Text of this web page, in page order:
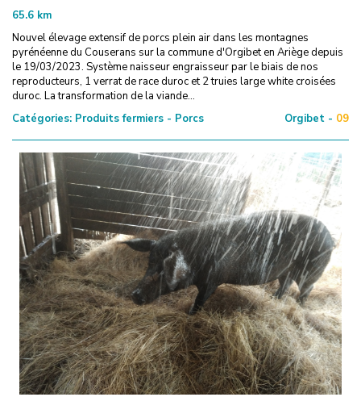
65.6 km
Nouvel élevage extensif de porcs plein air dans les montagnes
pyrénéenne du Couserans sur la commune d'Orgibet en Ariège depuis
le 19/03/2023. Système naisseur engraisseur par le biais de nos
reproducteurs, 1 verrat de race duroc et 2 truies large white croisées
duroc. La transformation de la viande...
Catégories: Produits fermiers - Porcs Orgibet - 09